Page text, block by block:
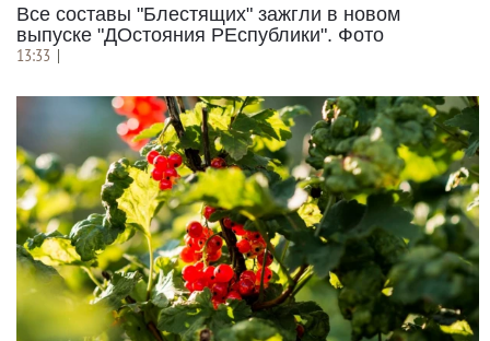
Все составы "Блестящих" зажгли в новом
выпуске "ДОстояния РЕспублики". Фото
13:33 |